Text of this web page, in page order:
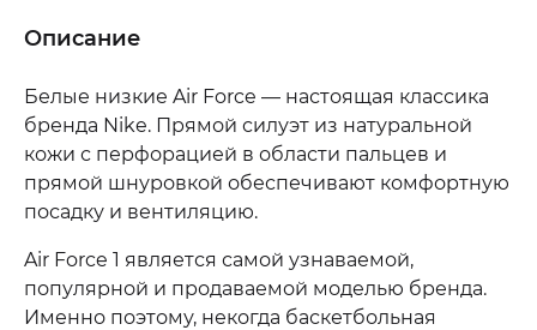
Описание
Белые низкие Air Force — настоящая классика
бренда Nike. Прямой силуэт из натуральной
кожи с перфорацией в области пальцев и
прямой шнуровкой обеспечивают комфортную
посадку и вентиляцию.
Air Force 1 является самой узнаваемой,
популярной и продаваемой моделью бренда.
Именно поэтому, некогда баскетбольная